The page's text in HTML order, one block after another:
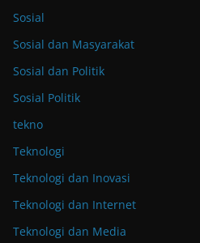
Sosial
Sosial dan Masyarakat
Sosial dan Politik
Sosial Politik
tekno
Teknologi
Teknologi dan Inovasi
Teknologi dan Internet
Teknologi dan Media